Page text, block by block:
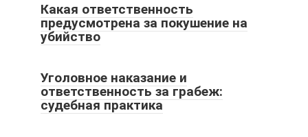
Какая ответственность
предусмотрена за покушение на
убийство
Уголовное наказание и
ответственность за грабеж:
судебная практика